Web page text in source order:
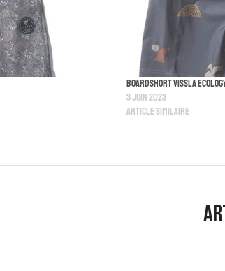
Boardshort Vissla
3 juin 2023
Article similaire